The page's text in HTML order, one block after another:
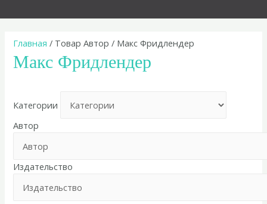
MENU
Главная / Товар Автор / Макс Фридлендер
Макс Фридлендер
Категории
Автор
Издательство